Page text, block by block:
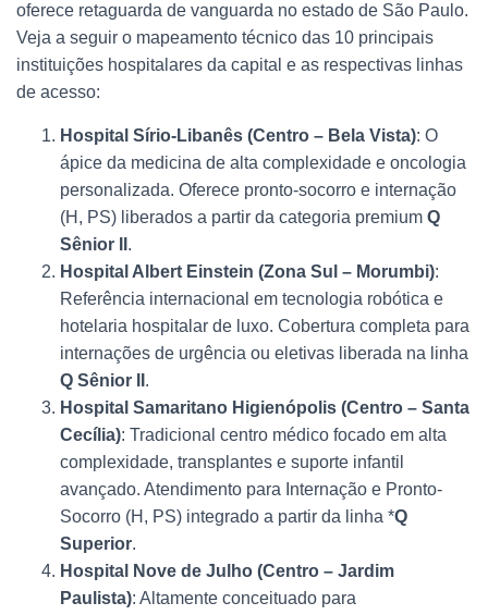
oferece retaguarda de vanguarda no estado de São Paulo.
Veja a seguir o mapeamento técnico das 10 principais
instituições hospitalares da capital e as respectivas linhas
de acesso:
Hospital Sírio-Libanês (Centro – Bela Vista): O
ápice da medicina de alta complexidade e oncologia
personalizada. Oferece pronto-socorro e internação
(H, PS) liberados a partir da categoria premium Q
Sênior II .
Hospital Albert Einstein (Zona Sul – Morumbi):
Referência internacional em tecnologia robótica e
hotelaria hospitalar de luxo. Cobertura completa para
internações de urgência ou eletivas liberada na linha
Q Sênior II .
Hospital Samaritano Higienópolis (Centro – Santa
Cecília): Tradicional centro médico focado em alta
complexidade, transplantes e suporte infantil
avançado. Atendimento para Internação e Pronto-
Socorro (H, PS) integrado a partir da linha *Q
Superior.
Hospital Nove de Julho (Centro – Jardim
Paulista): Altamente conceituado para